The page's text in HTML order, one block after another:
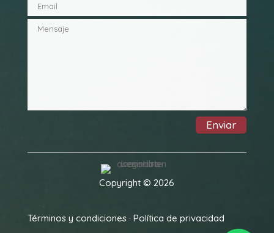
Enviar
Copyright © 2026
Términos y condiciones· Política de privacidad